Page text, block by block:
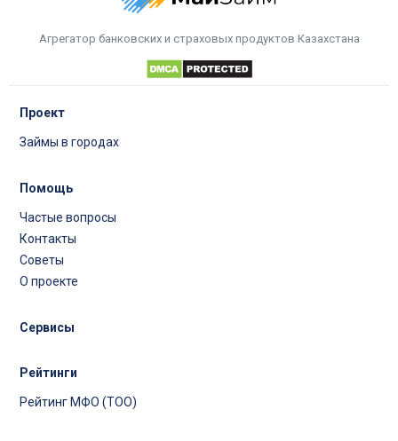
Агрегатор банковских и страховых продуктов Казахстана
Проект
Займы в городах
Помощь
Частые вопросы
Контакты
Советы
О проекте
Сервисы
Рейтинги
Рейтинг МФО (ТОО)